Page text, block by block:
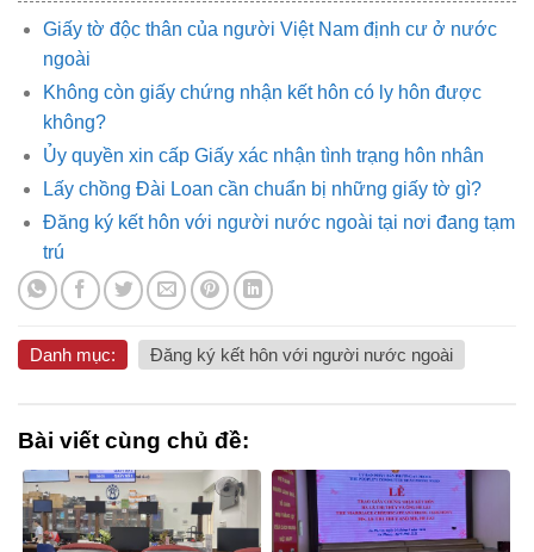
Giấy tờ độc thân của người Việt Nam định cư ở nước
ngoài
Không còn giấy chứng nhận kết hôn có ly hôn được
không?
Ủy quyền xin cấp Giấy xác nhận tình trạng hôn nhân
Lấy chồng Đài Loan cần chuẩn bị những giấy tờ gì?
Đăng ký kết hôn với người nước ngoài tại nơi đang tạm
trú
Danh mục: Đăng ký kết hôn với người nước ngoài
Bài viết cùng chủ đề: